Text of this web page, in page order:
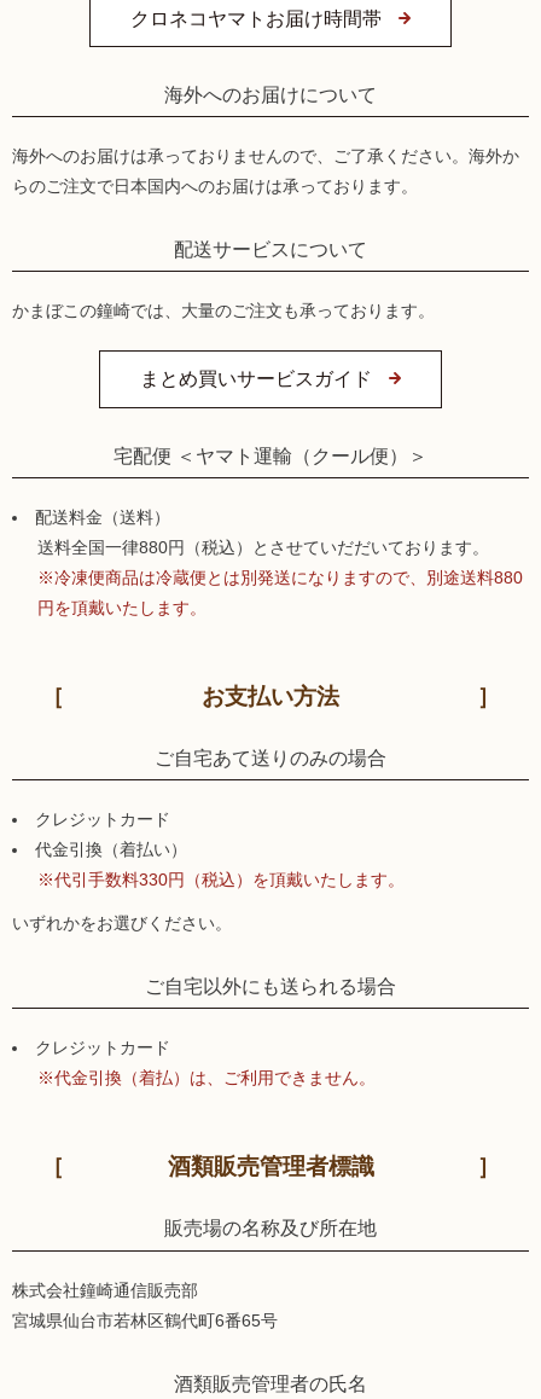
クロネコヤマトお届け時間帯
海外へのお届けについて
海外へのお届けは承っておりませんので、ご了承ください。海外か
らのご注文で日本国内へのお届けは承っております。
配送サービスについて
かまぼこの鐘崎では、大量のご注文も承っております。
まとめ買いサービスガイド
宅配便 ＜ヤマト運輸（クール便）＞
配送料金（送料）
送料全国一律880円（税込）とさせていだだいております。
※冷凍便商品は冷蔵便とは別発送になりますので、別途送料880
円を頂戴いたします。
お支払い方法
ご自宅あて送りのみの場合
クレジットカード
代金引換（着払い）
※代引手数料330円（税込）を頂戴いたします。
いずれかをお選びください。
ご自宅以外にも送られる場合
クレジットカード
※代金引換（着払）は、ご利用できません。
酒類販売管理者標識
販売場の名称及び所在地
株式会社鐘崎通信販売部
宮城県仙台市若林区鶴代町6番65号
酒類販売管理者の氏名